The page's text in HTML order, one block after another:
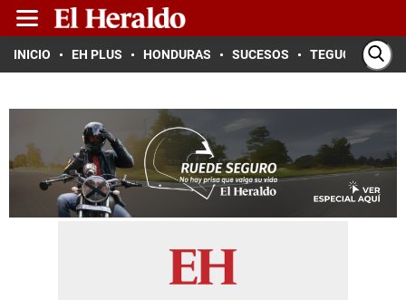
INICIO EH PLUS HONDURAS SUCESOS TEGUCIGALPA